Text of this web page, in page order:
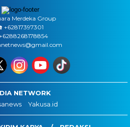
Merdeka Group
‪+62817397301
NETWORK
Yakusa.id